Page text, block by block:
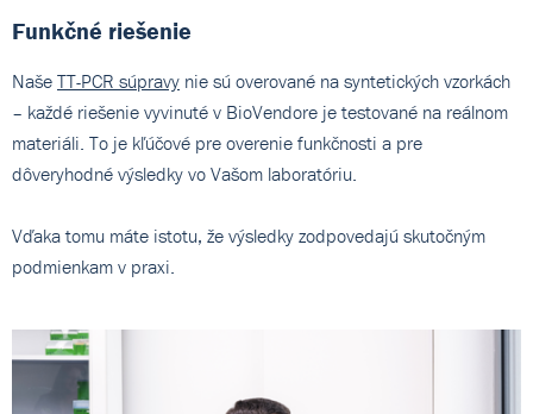
Funkčné riešenie
Naše TT-PCR súpravy nie sú overované na syntetických vzorkách
– každé riešenie vyvinuté v BioVendore je testované na reálnom
materiáli. To je kľúčové pre overenie funkčnosti a pre
dôveryhodné výsledky vo Vašom laboratóriu.
Vďaka tomu máte istotu, že výsledky zodpovedajú skutočným
podmienkam v praxi.